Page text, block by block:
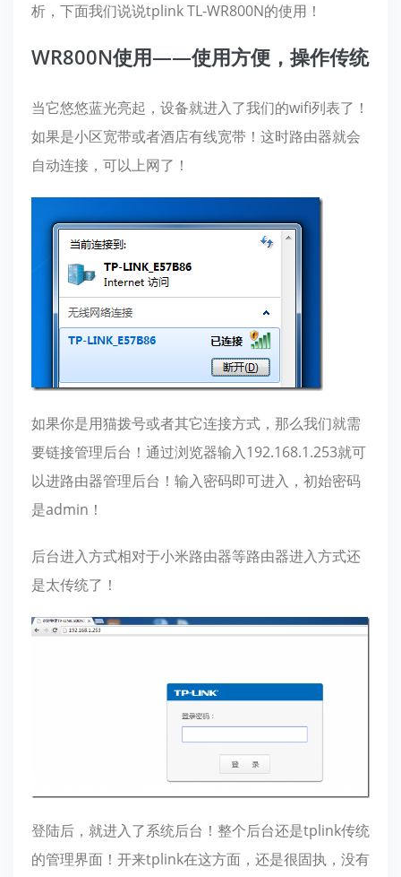
析，下面我们说说tplink TL-WR800N的使用！
WR800N使用——使用方便，操作传统
当它悠悠蓝光亮起，设备就进入了我们的wifi列表了！
如果是小区宽带或者酒店有线宽带！这时路由器就会
自动连接，可以上网了！
如果你是用猫拨号或者其它连接方式，那么我们就需
要链接管理后台！通过浏览器输入192.168.1.253就可
以进路由器管理后台！输入密码即可进入，初始密码
是admin！
后台进入方式相对于小米路由器等路由器进入方式还
是太传统了！
登陆后，就进入了系统后台！整个后台还是tplink传统
的管理界面！开来tplink在这方面，还是很固执，没有